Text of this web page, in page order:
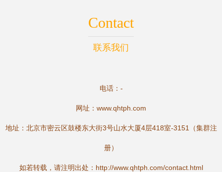
Contact
联系我们
电话：-
网址： www.qhtph.com
地址：北京市密云区鼓楼东大街3号山水大厦4层418室-3151（集群注
册）
如若转载，请注明出处：http://www.qhtph.com/contact.html